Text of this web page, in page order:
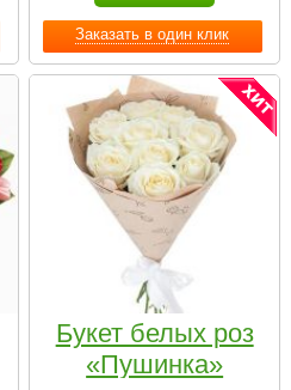
Заказать в один клик
Букет белых роз
«Пушинка»